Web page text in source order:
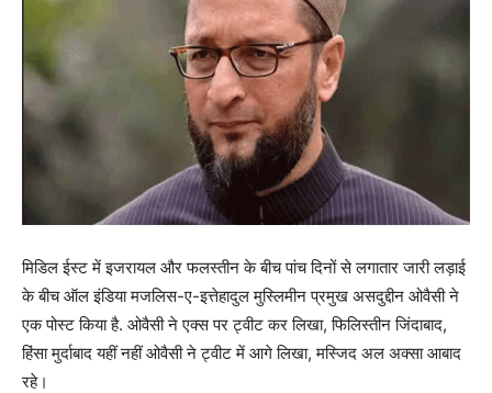
मिडिल ईस्ट में इजरायल और फलस्तीन के बीच पांच दिनों से लगातार जारी लड़ाई
के बीच ऑल इंडिया मजलिस-ए-इत्तेहादुल मुस्लिमीन प्रमुख असदुद्दीन ओवैसी ने
एक पोस्ट किया है. ओवैसी ने एक्स पर ट्वीट कर लिखा, फिलिस्तीन जिंदाबाद,
हिंसा मुर्दाबाद यहीं नहीं ओवैसी ने ट्वीट में आगे लिखा, मस्जिद अल अक्सा आबाद
रहे।